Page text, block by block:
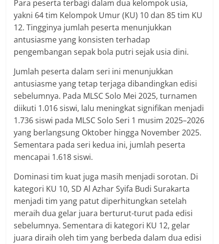
Para peserta terbagi dalam dua kelompok usia,
yakni 64 tim Kelompok Umur (KU) 10 dan 85 tim KU
12. Tingginya jumlah peserta menunjukkan
antusiasme yang konsisten terhadap
pengembangan sepak bola putri sejak usia dini.
Jumlah peserta dalam seri ini menunjukkan
antusiasme yang tetap terjaga dibandingkan edisi
sebelumnya. Pada MLSC Solo Mei 2025, turnamen
diikuti 1.016 siswi, lalu meningkat signifikan menjadi
1.736 siswi pada MLSC Solo Seri 1 musim 2025–2026
yang berlangsung Oktober hingga November 2025.
Sementara pada seri kedua ini, jumlah peserta
mencapai 1.618 siswi.
Dominasi tim kuat juga masih menjadi sorotan. Di
kategori KU 10, SD Al Azhar Syifa Budi Surakarta
menjadi tim yang patut diperhitungkan setelah
meraih dua gelar juara berturut-turut pada edisi
sebelumnya. Sementara di kategori KU 12, gelar
juara diraih oleh tim yang berbeda dalam dua edisi